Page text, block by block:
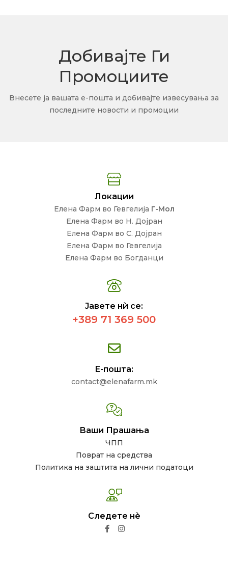
Добивајте Ги
Промоциите
Внесете ја вашата е-пошта и добивајте извесувања за
последните новости и промоции
Локации
Елена Фарм во Гевгелија Г-Мол
Елена Фарм во Н. Дојран
Елена Фарм во С. Дојран
Елена Фарм во Гевгелија
Елена Фарм во Богданци
Јавете нѝ се:
+389 71 369 500
Е-пошта:
contact@elenafarm.mk
Ваши Прашања
ЧПП
Поврат на средства
Политика на заштита на лични податоци
Следете нѐ